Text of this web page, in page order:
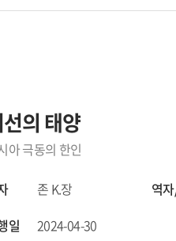
의 태양
아 극동의 한인
존 K.장
역
일
2024-04-30